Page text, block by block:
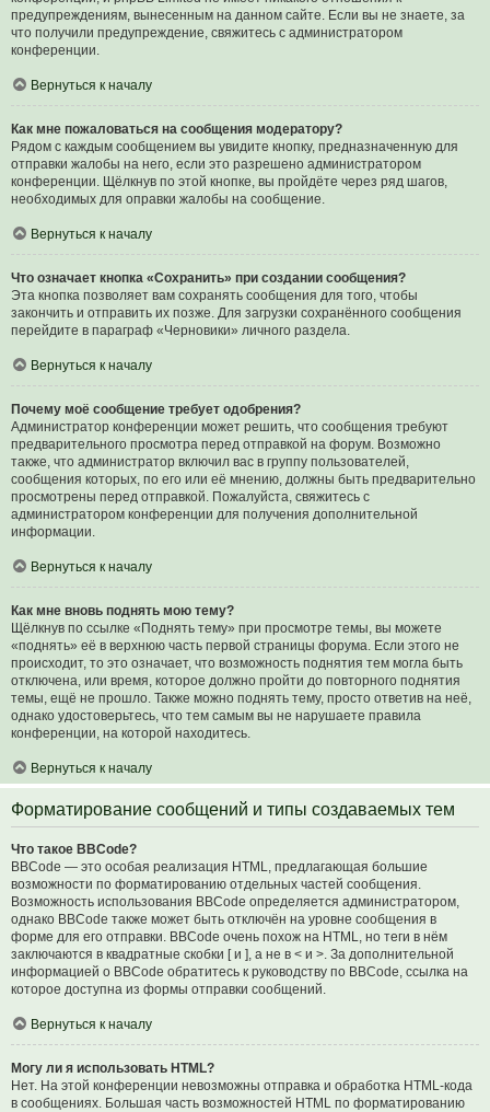
предупреждениям, вынесенным на данном сайте. Если вы не знаете, за
что получили предупреждение, свяжитесь с администратором
конференции.
Вернуться к началу
Как мне пожаловаться на сообщения модератору?
Рядом с каждым сообщением вы увидите кнопку, предназначенную для
отправки жалобы на него, если это разрешено администратором
конференции. Щёлкнув по этой кнопке, вы пройдёте через ряд шагов,
необходимых для оправки жалобы на сообщение.
Вернуться к началу
Что означает кнопка «Сохранить» при создании сообщения?
Эта кнопка позволяет вам сохранять сообщения для того, чтобы
закончить и отправить их позже. Для загрузки сохранённого сообщения
перейдите в параграф «Черновики» личного раздела.
Вернуться к началу
Почему моё сообщение требует одобрения?
Администратор конференции может решить, что сообщения требуют
предварительного просмотра перед отправкой на форум. Возможно
также, что администратор включил вас в группу пользователей,
сообщения которых, по его или её мнению, должны быть предварительно
просмотрены перед отправкой. Пожалуйста, свяжитесь с
администратором конференции для получения дополнительной
информации.
Вернуться к началу
Как мне вновь поднять мою тему?
Щёлкнув по ссылке «Поднять тему» при просмотре темы, вы можете
«поднять» её в верхнюю часть первой страницы форума. Если этого не
происходит, то это означает, что возможность поднятия тем могла быть
отключена, или время, которое должно пройти до повторного поднятия
темы, ещё не прошло. Также можно поднять тему, просто ответив на неё,
однако удостоверьтесь, что тем самым вы не нарушаете правила
конференции, на которой находитесь.
Вернуться к началу
Форматирование сообщений и типы создаваемых тем
Что такое BBCode?
BBCode — это особая реализация HTML, предлагающая большие
возможности по форматированию отдельных частей сообщения.
Возможность использования BBCode определяется администратором,
однако BBCode также может быть отключён на уровне сообщения в
форме для его отправки. BBCode очень похож на HTML, но теги в нём
заключаются в квадратные скобки [ и ], а не в < и >. За дополнительной
информацией о BBCode обратитесь к руководству по BBCode, ссылка на
которое доступна из формы отправки сообщений.
Вернуться к началу
Могу ли я использовать HTML?
Нет. На этой конференции невозможны отправка и обработка HTML-кода
в сообщениях. Большая часть возможностей HTML по форматированию